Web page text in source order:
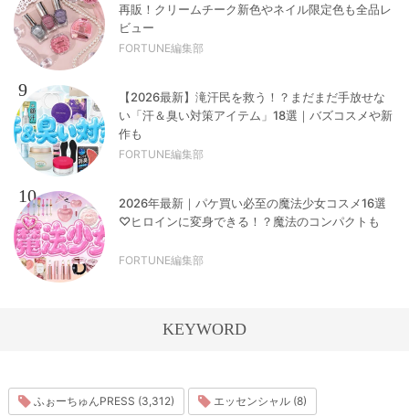
再販！クリームチーク新色やネイル限定色も全品レ
ビュー
FORTUNE編集部
9
【2026最新】滝汗民を救う！？まだまだ手放せな
い「汗＆臭い対策アイテム」18選｜バズコスメや新
作も
FORTUNE編集部
10
2026年最新｜パケ買い必至の魔法少女コスメ16選
♡ヒロインに変身できる！？魔法のコンパクトも
FORTUNE編集部
KEYWORD
ふぉーちゅんPRESS (3,312) エッセンシャル (8)